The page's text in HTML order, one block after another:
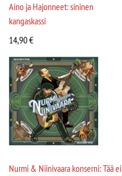
Aino ja Hajonneet: sininen
kangaskassi
14,90€
Nurmi & Niinivaara konserni: Tää ei